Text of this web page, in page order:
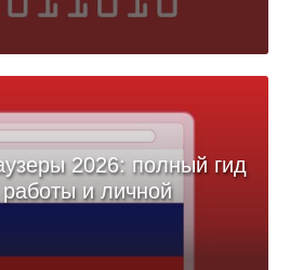
2026: полный гид
и личной